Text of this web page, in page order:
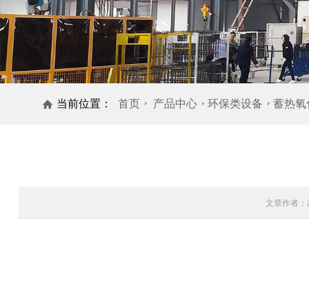
当前位置： 首页 产品中心 环保类设备 蓄热氧
文章作者